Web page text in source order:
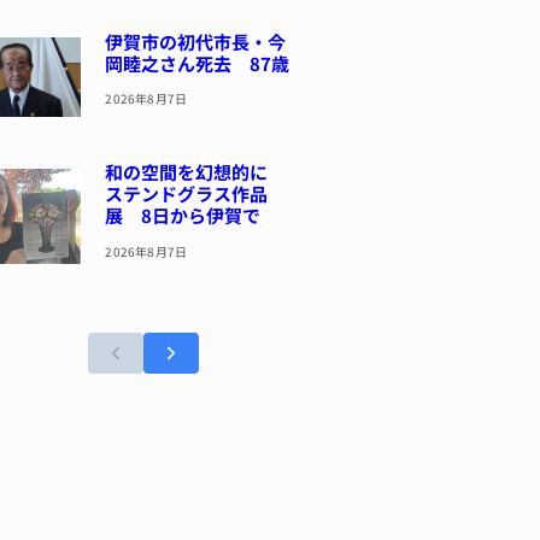
伊賀市の初代市長・今
岡睦之さん死去 87歳
2026年8月7日
和の空間を幻想的に
ステンドグラス作品
展 8日から伊賀で
2026年8月7日